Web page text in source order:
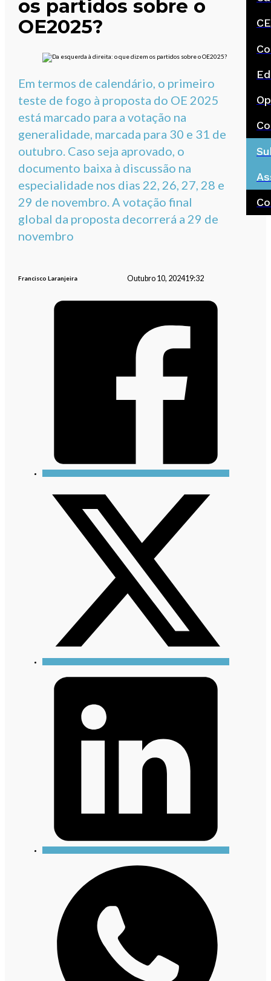
os partidos sobre o
OE2025?
Em termos de calendário, o primeiro
teste de fogo à proposta do OE 2025
está marcado para a votação na
generalidade, marcada para 30 e 31 de
outubro. Caso seja aprovado, o
documento baixa à discussão na
especialidade nos dias 22, 26, 27, 28 e
29 de novembro. A votação final
global da proposta decorrerá a 29 de
novembro
Francisco Laranjeira Outubro 10, 202419:32